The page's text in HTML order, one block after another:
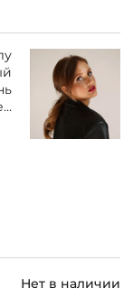
и
Нет в наличии